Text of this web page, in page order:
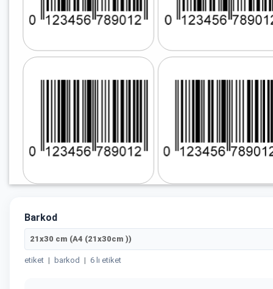
Barkod
21x30 cm (A4 (21x30cm ))
etiket | barkod | 6 lı etiket